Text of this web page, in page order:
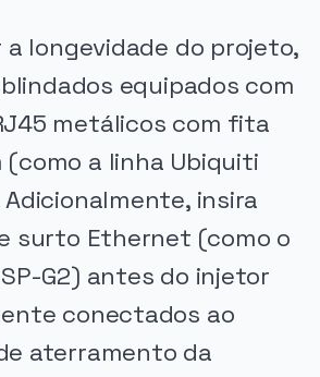
longevidade do projeto,
equipados com
metálicos com fita
(como a linha Ubiquiti
Adicionalmente, insira
surto Ethernet (como o
G2) antes do injetor
conectados ao
aterramento da